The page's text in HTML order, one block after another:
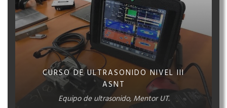
CURSO DE ULTRASONIDO NIVEL III
ASNT
Equipo de ultrasonido, Mentor UT.